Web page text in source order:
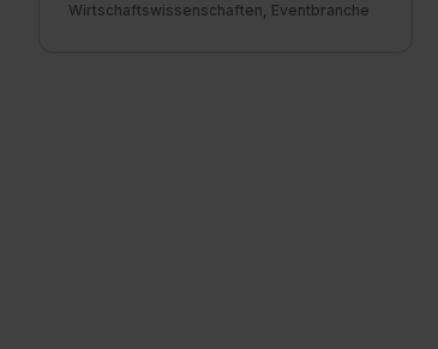
Wirtschaftswissenschaften, Eventbranche